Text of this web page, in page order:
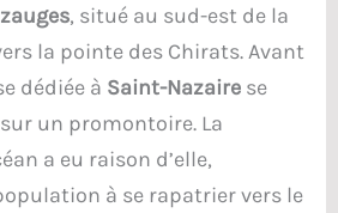
, situé au sud-est de la
la pointe des Chirats. Avant
dédiée à Saint-Nazairese
un promontoire. La
a eu raison d’elle,
à se rapatrier vers le